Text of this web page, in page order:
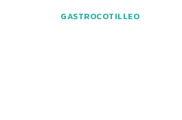
GASTROCOTILLEO